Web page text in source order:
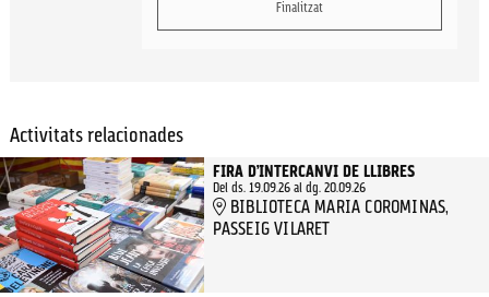
Finalitzat
Activitats relacionades
FIRA D’INTERCANVI DE LLIBRES
Del ds. 19.09.26al dg. 20.09.26
BIBLIOTECA MARIA COROMINAS,
PASSEIG VILARET